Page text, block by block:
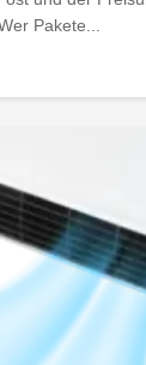
Pakete...